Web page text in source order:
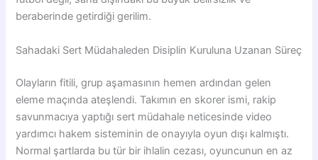
beraberinde getirdiği gerilim.
Sahadaki Sert Müdahaleden Disiplin Kuruluna Uzanan Süreç
Olayların fitili, grup aşamasının hemen ardından gelen
eleme maçında ateşlendi. Takımın en skorer ismi, rakip
savunmacıya yaptığı sert müdahale neticesinde video
yardımcı hakem sisteminin de onayıyla oyun dışı kalmıştı.
Normal şartlarda bu tür bir ihlalin cezası, oyuncunun en az